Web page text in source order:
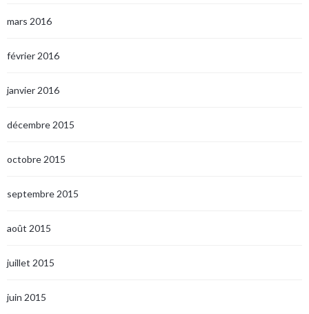
mars 2016
février 2016
janvier 2016
décembre 2015
octobre 2015
septembre 2015
août 2015
juillet 2015
juin 2015